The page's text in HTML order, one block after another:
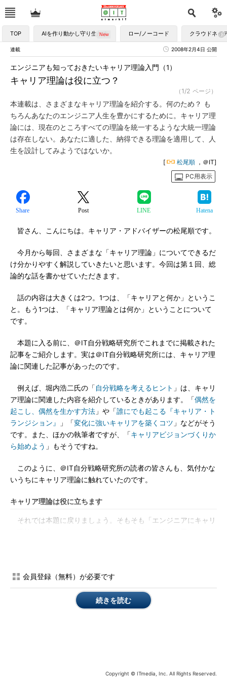
TOP AIを作り動かし守り生かす ロー/ノーコード クラウドネイ
連載 2008年2月4日 公開
キャリア理論は役に立つ？
エンジニアも知っておきたいキャリア理論入門（1）
（1/2 ページ）
本連載は、さまざまなキャリア理論を紹介する。何のため？ も
ちろんあなたのエンジニア人生を豊かにするために。キャリア理
論には、現在のところすべての理論を統一するような大統一理論
は存在しない。あなたに適した、納得できる理論を適用して、人
生を設計してみようではないか。
[ 松尾順 ，＠IT]
PC用表示
Share Post LINE Hatena
皆さん、こんにちは。キャリア・アドバイザーの松尾順です。
今月から毎回、さまざまな「キャリア理論」についてできるだ
け分かりやすく解説していきたいと思います。今回は第１回、総
論的な話を書かせていただきます。
話の内容は大きくは2つ。1つは、「キャリアと何か」というこ
と。もう1つは、「キャリア理論とは何か」ということについて
です。
本題に入る前に、＠IT自分戦略研究所でこれまでに掲載された
記事をご紹介します。実は＠IT自分戦略研究所には、キャリア理
論に関連した記事があったのです。
例えば、堀内浩二氏の「 自分戦略を考えるヒント 」は、キャリ
ア理論に関連した内容を紹介しているときがあります。「偶然を
起こし、偶然を生かす方法 」や「誰にでも起こる『キャリア・ト
ランジション』
」「変化に強いキャリアを築くコツ 」などがそう
です。また、ほかの執筆者ですが、「キャリアビジョンづくりか
ら始めよう 」もそうですね。
このように、＠IT自分戦略研究所の読者の皆さんも、気付かな
いうちにキャリア理論に触れていたのです。
キャリア理論は役に立ちます
それでは本題に戻りましょう。そもそも「エンジニアにキャリ
では、キャリア理論はどのように役に立つのでしょうか。具体
的にいえば、あなたのこれまでのキャリアを振り返り、これから
のキャリアを設計するための「ツール」として役に立ちます。通
常、これまでのキャリアを振り返りたい、またこれからのキャリ
会員登録（無料）が必要です
続きを読む
Copyright © ITmedia, Inc. All Rights Reserved.